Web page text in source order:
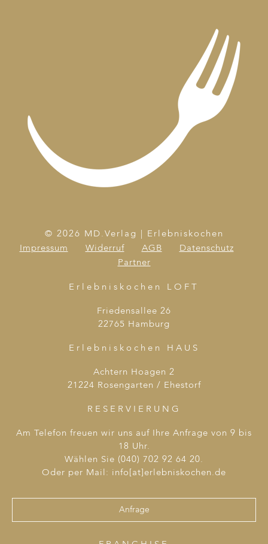
© 2026 MD.Verlag | Erlebniskochen
Impressum
Widerruf AGB
Datenschutz
Partner
Erlebniskochen LOFT
Friedensallee 26
22765 Hamburg
Erlebniskochen HAUS
Achtern Hoagen 2
21224 Rosengarten / Ehestorf
RESERVIERUNG
Am Telefon freuen wir uns auf Ihre Anfrage von 9 bis
18 Uhr.
Wählen Sie (040) 702 92 64 20.
Oder per Mail: info[at]erlebniskochen.de
Anfrage